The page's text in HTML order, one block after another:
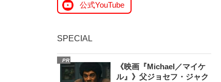
公式YouTube
SPECIAL
PR
《映画『Michael／マイケ
ル』》父ジョセフ・ジャク